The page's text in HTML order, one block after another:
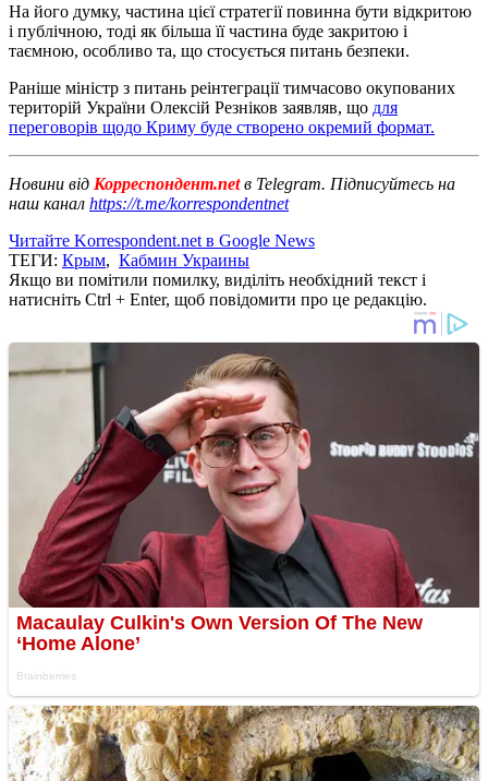
На його думку, частина цієї стратегії повинна бути відкритою
і публічною, тоді як більша її частина буде закритою і
таємною, особливо та, що стосується питань безпеки.
Раніше міністр з питань реінтеграції тимчасово окупованих
територій України Олексій Резніков заявляв, що для
переговорів щодо Криму буде створено окремий формат.
Новини від Корреспондент.netв Telegram. Підписуйтесь на
наш канал https://t.me/korrespondentnet
Читайте Korrespondent.net в Google News
ТЕГИ: Крым, Кабмин Украины
Якщо ви помітили помилку, виділіть необхідний текст і
натисніть Ctrl + Enter, щоб повідомити про це редакцію.